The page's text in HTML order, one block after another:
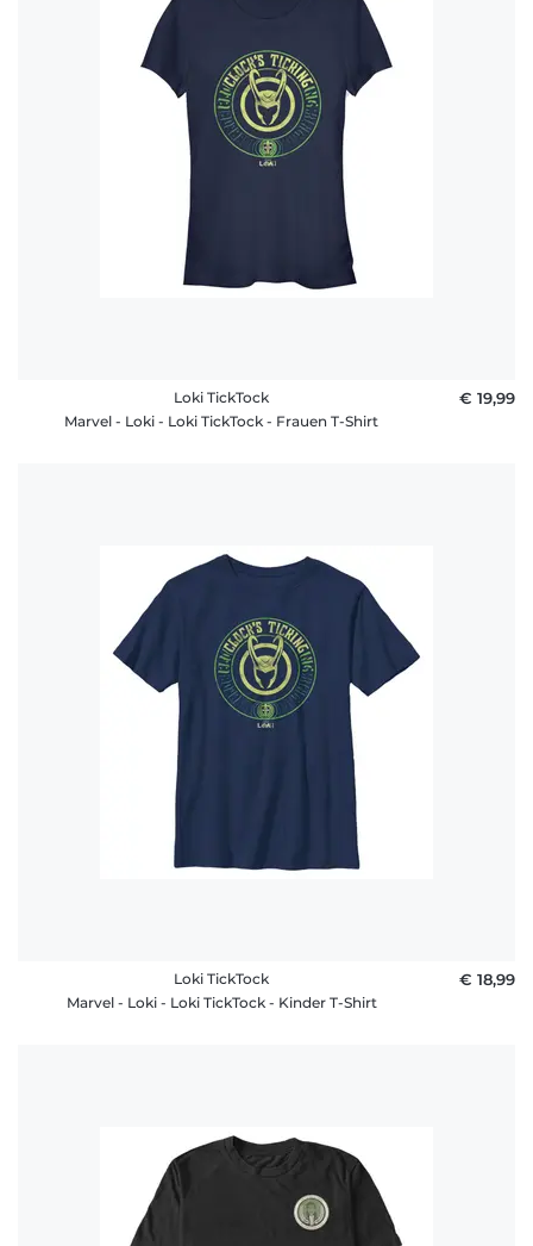
Loki TickTock
Marvel - Loki - Loki TickTock - Frauen T-Shirt
€ 19,99
Loki TickTock
Marvel - Loki - Loki TickTock - Kinder T-Shirt
€ 18,99